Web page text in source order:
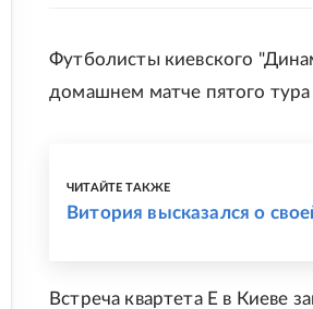
Футболисты киевского
домашнем матче пятого
ЧИТАЙТЕ ТАКЖЕ
Витория высказался о
Встреча квартета E в Киеве